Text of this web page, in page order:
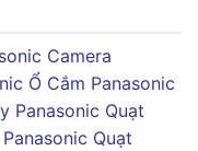
Camera
Ổ Cắm Panasonic
Panasonic Quạt
Quạt